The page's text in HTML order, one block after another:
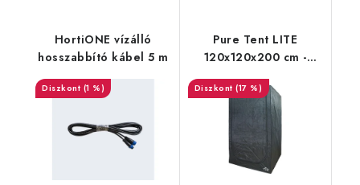
HortiONE vízálló
hosszabbító kábel 5 m
(1 %)
Pure Tent LITE
120x120x200 cm -
(17 %)